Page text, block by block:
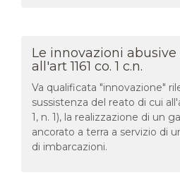
Le innovazioni
all'art 1161 co. 1 c.n.
Va qualificata "innovazione"
sussistenza del reato di cui
1, n. 1), la realizzazione di un
ancorato a terra a servizio di
di imbarcazioni.